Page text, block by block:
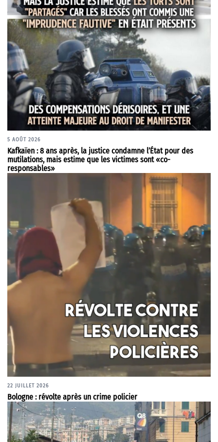
5 AOÛT 2026
Kafkaïen : 8 ans après, la justice condamne l’État pour des
mutilations, mais estime que les victimes sont «co-
responsables»
22 JUILLET 2026
Bologne : révolte après un crime policier